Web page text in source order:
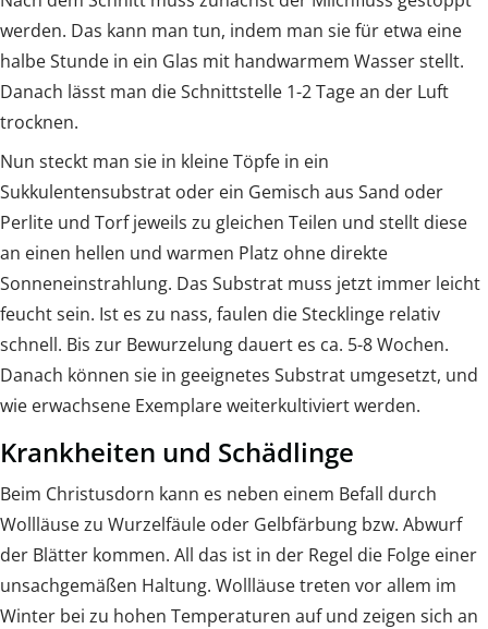
werden. Das kann man tun, indem man sie für etwa eine
halbe Stunde in ein Glas mit handwarmem Wasser stellt.
Danach lässt man die Schnittstelle 1-2 Tage an der Luft
trocknen.
Nun steckt man sie in kleine Töpfe in ein
Sukkulentensubstrat oder ein Gemisch aus Sand oder
Perlite und Torf jeweils zu gleichen Teilen und stellt diese
an einen hellen und warmen Platz ohne direkte
Sonneneinstrahlung. Das Substrat muss jetzt immer leicht
feucht sein. Ist es zu nass, faulen die Stecklinge relativ
schnell. Bis zur Bewurzelung dauert es ca. 5-8 Wochen.
Danach können sie in geeignetes Substrat umgesetzt, und
wie erwachsene Exemplare weiterkultiviert werden.
Krankheiten und Schädlinge
Beim Christusdorn kann es neben einem Befall durch
Wollläuse zu Wurzelfäule oder Gelbfärbung bzw. Abwurf
der Blätter kommen. All das ist in der Regel die Folge einer
unsachgemäßen Haltung. Wollläuse treten vor allem im
Winter bei zu hohen Temperaturen auf und zeigen sich an